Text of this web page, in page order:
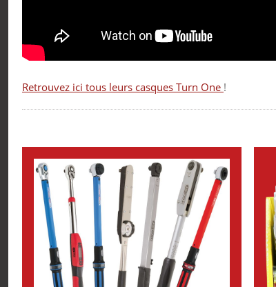
Retrouvez ici tous leurs casques Turn One !